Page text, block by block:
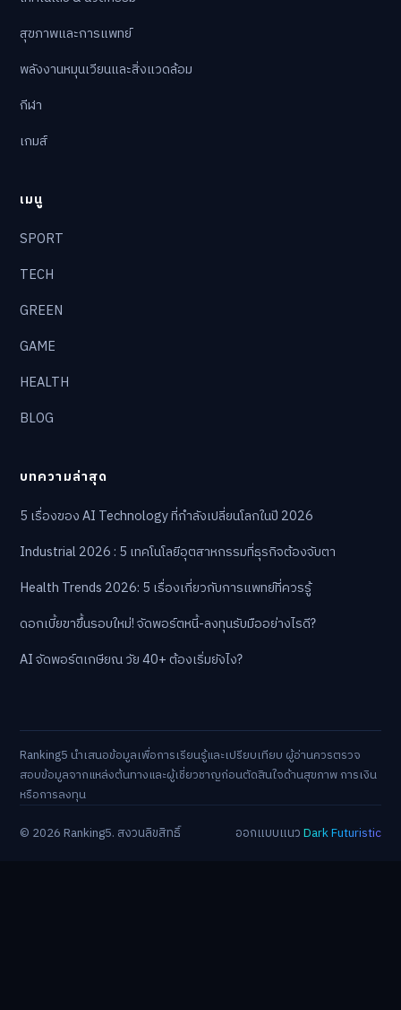
สุขภาพและการแพทย์
พลังงานหมุนเวียนและสิ่งแวดล้อม
กีฬา
เกมส์
เมนู
SPORT
TECH
GREEN
GAME
HEALTH
BLOG
บทความล่าสุด
5 เรื่องของ AI Technology ที่กำลังเปลี่ยนโลกในปี 2026
Industrial 2026 : 5 เทคโนโลยีอุตสาหกรรมที่ธุรกิจต้องจับตา
Health Trends 2026: 5 เรื่องเกี่ยวกับการแพทย์ที่ควรรู้
ดอกเบี้ยขาขึ้นรอบใหม่! จัดพอร์ตหนี้-ลงทุนรับมืออย่างไรดี?
AI จัดพอร์ตเกษียณ วัย 40+ ต้องเริ่มยังไง?
Ranking5 นำเสนอข้อมูลเพื่อการเรียนรู้และเปรียบเทียบ ผู้อ่านควรตรวจ
สอบข้อมูลจากแหล่งต้นทางและผู้เชี่ยวชาญก่อนตัดสินใจด้านสุขภาพ การเงิน
หรือการลงทุน
© 2026 Ranking5. สงวนลิขสิทธิ์
ออกแบบแนวDark Futuristic